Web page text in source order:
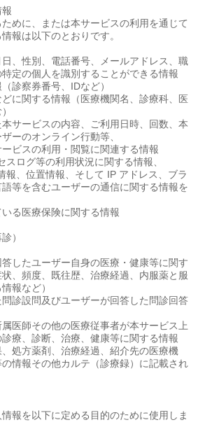
めに、または本サービスの利用を通じて
報は以下のとおりです。
日、性別、電話番号、メールアドレス、職
定の個人を識別することができる情報
診察券番号、IDなど）
どに関する情報（医療機関名、診療科、医
本サービスの内容、ご利用日時、回数、本
ーのオンライン行動等、
ビスの利用・閲覧に関連する情報
スログ等の利用状況に関する情報、
、位置情報、そして IP アドレス、ブラ
等を含むユーザーの通信に関する情報を
いる医療保険に関する情報
）
答したユーザー自身の医療・健康等に関す
、頻度、既往歴、治療経過、内服薬と服
報など）
問診設問及びユーザーが回答した問診回答
属医師その他の医療従事者が本サービス上
療、診断、治療、健康等に関する情報
処方薬剤、治療経過、紹介先の医療機
情報その他カルテ（診療録）に記載され
報を以下に定める目的のために使用しま